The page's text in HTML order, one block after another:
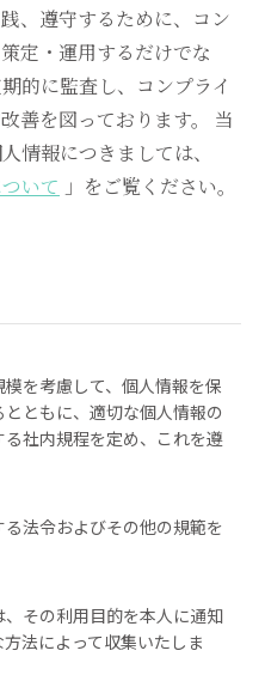
、遵守するために、コン
定・運用するだけでな
的に監査し、コンプライ
善を図っております。 当
情報につきましては、
いて 」をご覧ください。
を考慮して、個人情報を保
ともに、適切な個人情報の
社内規程を定め、これを遵
法令およびその他の規範を
その利用目的を本人に通知
法によって収集いたしま